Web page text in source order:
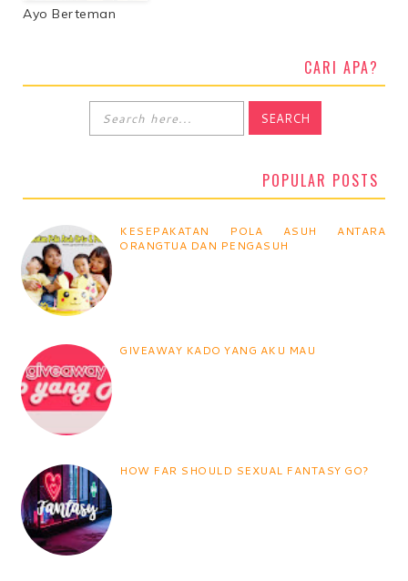
Ayo Berteman
CARI APA?
POPULAR POSTS
KESEPAKATAN POLA ASUH ANTARA
ORANGTUA DAN PENGASUH
GIVEAWAY KADO YANG AKU MAU
HOW FAR SHOULD SEXUAL FANTASY GO?